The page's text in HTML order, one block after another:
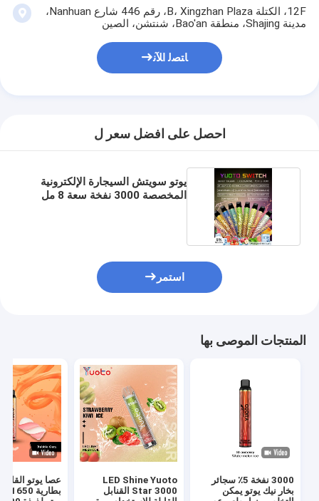
12F، الكتلة B، Xingzhan Plaza، رقم 446 شارع Nanhuan،
مدينة Shajing، منطقة Bao'an، شنتشن، الصين
ﺎﺘﺼﻟ ﺍﻶﻧ
احصل على افضل سعر ل
يوتو سويتش السيجارة الإلكترونية
المخصصة 3000 نفخة سعة 8 مل
استمر
المنتجات الموصى بها
3000 نفخة 5٪ سجائر
بخار نيك يوتو يمكن
LED Shine Yuoto
Star 3000 القنابل
عصا يوتو